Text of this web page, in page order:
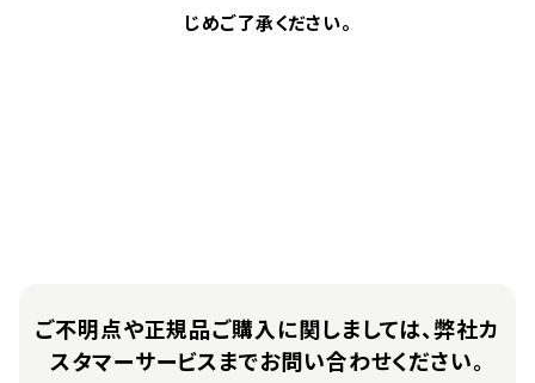
じめご了承ください。
ご不明点や正規品ご購入に関しましては、弊社カ
スタマーサービスまでお問い合わせください。